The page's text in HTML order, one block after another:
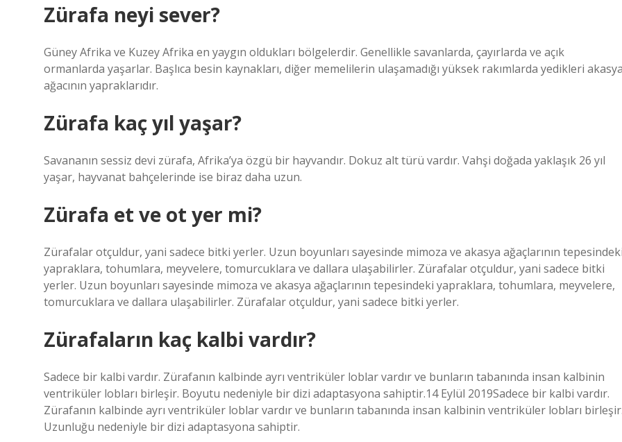
Zürafa neyi sever?
Güney Afrika ve Kuzey Afrika en yaygın oldukları bölgelerdir. Genellikle savanlarda, çayırlarda ve açık
ormanlarda yaşarlar. Başlıca besin kaynakları, diğer memelilerin ulaşamadığı yüksek rakımlarda yedikleri
ağacının yapraklarıdır.
Zürafa kaç yıl yaşar?
Savananın sessiz devi zürafa, Afrika’ya özgü bir hayvandır. Dokuz alt türü vardır. Vahşi doğada yaklaşık 26 yıl
yaşar, hayvanat bahçelerinde ise biraz daha uzun.
Zürafa et ve ot yer mi?
Zürafalar otçuldur, yani sadece bitki yerler. Uzun boyunları sayesinde mimoza ve akasya ağaçlarının
yapraklara, tohumlara, meyvelere, tomurcuklara ve dallara ulaşabilirler. Zürafalar otçuldur, yani sadece bitki
yerler. Uzun boyunları sayesinde mimoza ve akasya ağaçlarının tepesindeki yapraklara, tohumlara, meyvelere,
tomurcuklara ve dallara ulaşabilirler. Zürafalar otçuldur, yani sadece bitki yerler.
Zürafaların kaç kalbi vardır?
Sadece bir kalbi vardır. Zürafanın kalbinde ayrı ventriküler loblar vardır ve bunların tabanında insan kalbinin
ventriküler lobları birleşir. Boyutu nedeniyle bir dizi adaptasyona sahiptir.14 Eylül 2019Sadece bir kalbi vardır.
Zürafanın kalbinde ayrı ventriküler loblar vardır ve bunların tabanında insan kalbinin ventriküler lobları
Uzunluğu nedeniyle bir dizi adaptasyona sahiptir.